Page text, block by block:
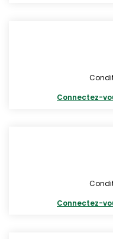
Connectez-
Connectez-